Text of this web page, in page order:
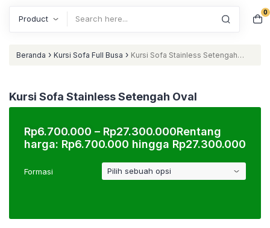
0
Beranda › Kursi Sofa Full Busa › Kursi Sofa Stainless Setengah
Kursi Sofa Stainless Setengah Oval
Rp6.700.000 – Rp27.300.000Rentang
harga: Rp6.700.000 hingga Rp27.300.000
Formasi